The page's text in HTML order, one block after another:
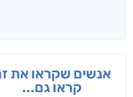
בפנוכו
חני שאטן